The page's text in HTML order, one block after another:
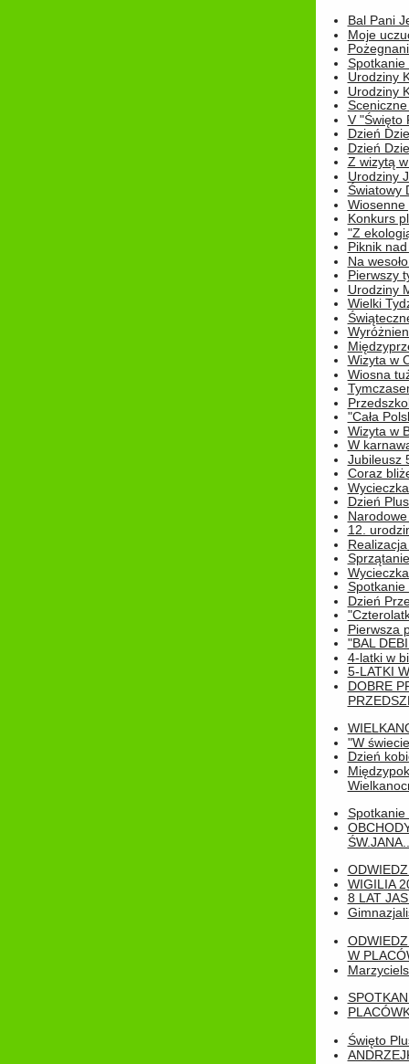
Bal Pani
Moje
Spotkanie
Urodziny
Urodziny
V "Święto
Dzień
Dzień
Z wizytą
Urodziny
Światowy
Wiosenne
Konkurs
"Z
Piknik
Na
Pierwszy
Urodziny
Wielki
Wizyta w
Wiosna
"Cała
Wizyta w
W
Jubileusz
Coraz
Dzień
12.
Spotkanie
Dzień
Pierwsza
"BAL
4-latki w
5-LATKI
DOBRE
"W
Dzień
Spotkanie
WIGILIA
8 LAT
W
Święto